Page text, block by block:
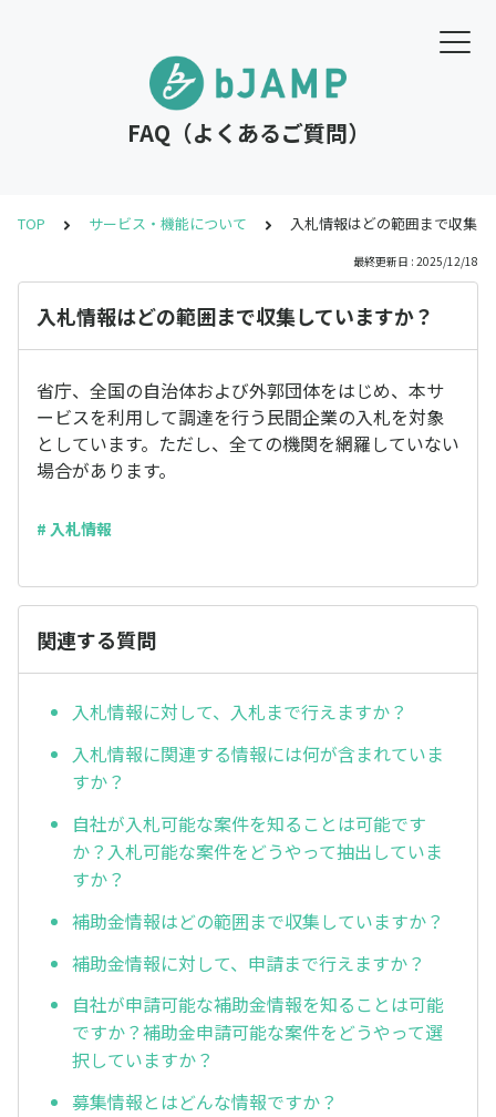
FAQ（よくあるご質問）
TOP サービス・機能について 入札情報はどの範囲まで収集
最終更新日 : 2025/12/18
入札情報はどの範囲まで収集していますか？
省庁、全国の自治体および外郭団体をはじめ、本サ
ービスを利用して調達を行う民間企業の入札を対象
としています。ただし、全ての機関を網羅していない
場合があります。
# 入札情報
関連する質問
入札情報に対して、入札まで行えますか？
入札情報に関連する情報には何が含まれていま
すか？
自社が入札可能な案件を知ることは可能です
か？入札可能な案件をどうやって抽出していま
すか？
補助金情報はどの範囲まで収集していますか？
補助金情報に対して、申請まで行えますか？
自社が申請可能な補助金情報を知ることは可能
ですか？補助金申請可能な案件をどうやって選
択していますか？
募集情報とはどんな情報ですか？